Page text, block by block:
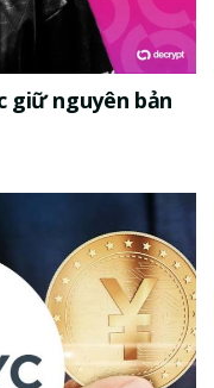
giữ nguyên bản